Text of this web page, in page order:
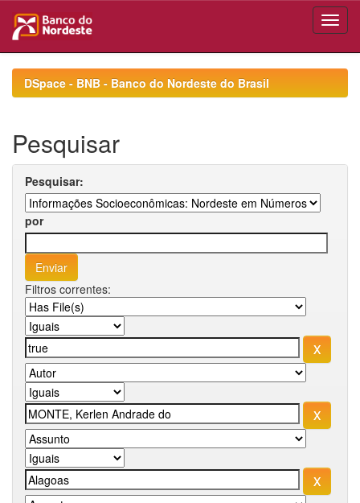
navigationDSpace - BNB - Banco do Nordeste do Brasil
Pesquisar
Pesquisar:
por
Filtros correntes: